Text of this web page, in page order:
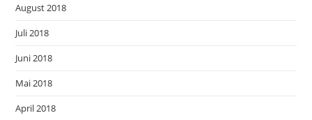
August 2018
Juli 2018
Juni 2018
Mai 2018
April 2018